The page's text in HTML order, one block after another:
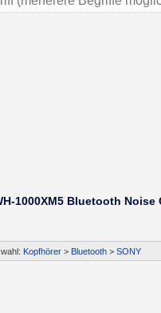
1000XM5 Bluetooth
Kopfhörer > Bluetooth > SONY